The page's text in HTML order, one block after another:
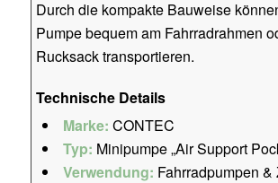
Durch die kompakte Bauweise
Pumpe bequem am Fahrradrahmen
Rucksack transportieren.
Technische Details
Marke: CONTEC
Typ: Minipumpe „Air Support
Verwendung: Fahrradpumpen &